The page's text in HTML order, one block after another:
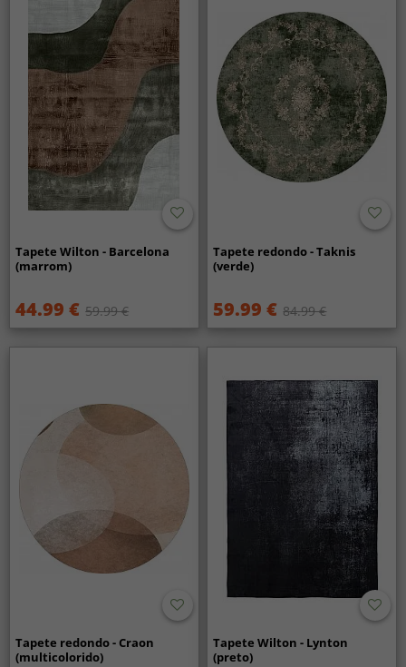
Tapete Wilton - Barcelona
(marrom)
44.99 € 59.99 €
Tapete redondo - Taknis
(verde)
59.99 € 84.99 €
Tapete redondo - Craon
(multicolorido)
Tapete Wilton - Lynton
(preto)